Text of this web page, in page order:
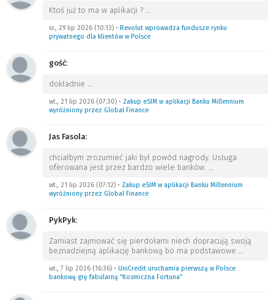
Ktoś już to ma w aplikacji ?
śr., 29 lip 2026 (10:13) • Revolut wprowadza fundusze rynku
prywatnego dla klientów w Polsce
gość:
dokładnie
wt., 21 lip 2026 (07:30) • Zakup eSIM w aplikacji Banku Millennium
wyróżniony przez Global Finance
Jas Fasola:
chciałbym zrozumieć jaki był powód nagrody. Usługa
oferowana jest przez bardzo wiele banków.
wt., 21 lip 2026 (07:12) • Zakup eSIM w aplikacji Banku Millennium
wyróżniony przez Global Finance
PykPyk:
Zamiast zajmować się pierdołami niech dopracują swoją
beznadziejną aplikację bankową bo ma podstawowe
wt., 7 lip 2026 (16:36) • UniCredit uruchamia pierwszą w Polsce
bankową grę fabularną “Kosmiczna Fortuna”